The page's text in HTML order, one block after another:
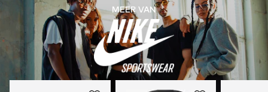
MEER VAN